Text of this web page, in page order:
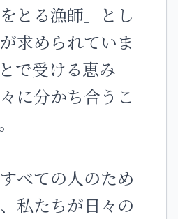
とる漁師」とし
求められていま
で受ける恵み
に分かち合うこ
べての人のため
私たちが日々の